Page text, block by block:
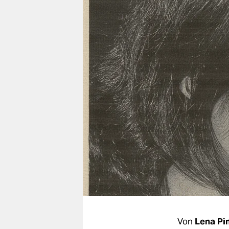
nord
wahrheit
verlag
verlag
veranstaltungen
shop
fragen & hilfe
unterstützen
abo
Von Lena